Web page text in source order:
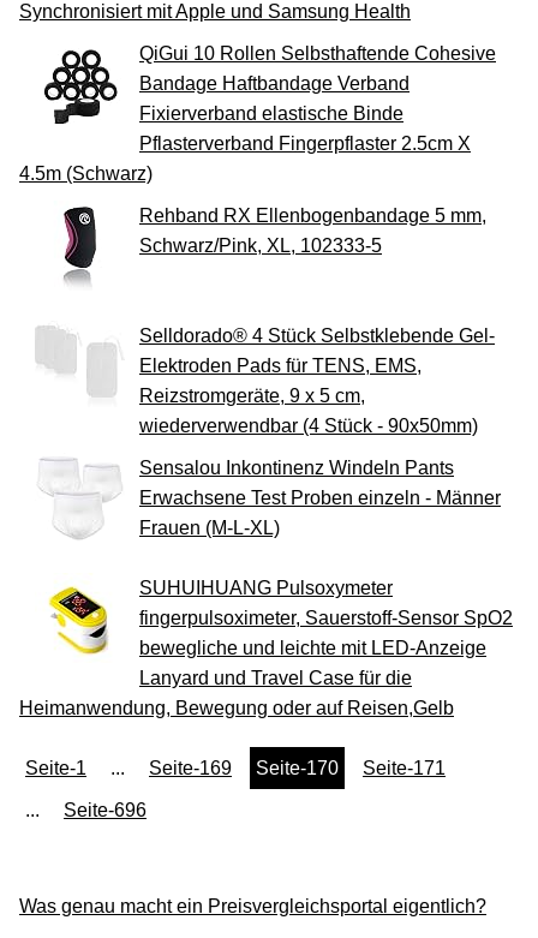
Synchronisiert mit Apple und Samsung Health
QiGui 10 Rollen Selbsthaftende Cohesive
Bandage Haftbandage Verband
Fixierverband elastische Binde
Pflasterverband Fingerpflaster 2.5cm X
4.5m (Schwarz)
Rehband RX Ellenbogenbandage 5 mm,
Schwarz/Pink, XL, 102333-5
Selldorado® 4 Stück Selbstklebende Gel-
Elektroden Pads für TENS, EMS,
Reizstromgeräte, 9 x 5 cm,
wiederverwendbar (4 Stück - 90x50mm)
Sensalou Inkontinenz Windeln Pants
Erwachsene Test Proben einzeln - Männer
Frauen (M-L-XL)
SUHUIHUANG Pulsoxymeter
fingerpulsoximeter, Sauerstoff-Sensor SpO2
bewegliche und leichte mit LED-Anzeige
Lanyard und Travel Case für die
Heimanwendung, Bewegung oder auf Reisen,Gelb
Seite-1 ... Seite-169 Seite-170 Seite-171
... Seite-696
Was genau macht ein Preisvergleichsportal eigentlich?